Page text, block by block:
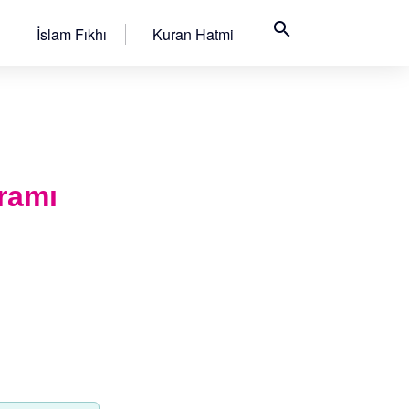
İslam Fıkhı Kuran Hatmi search